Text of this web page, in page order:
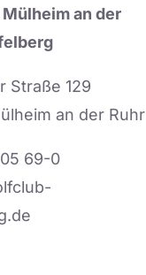
an der
Straße 129
an der Ruhr
69-0